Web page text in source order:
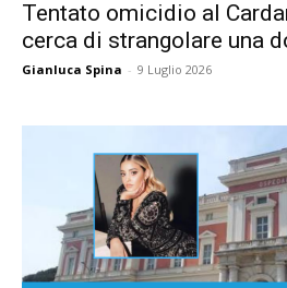
Tentato omicidio al
cerca di strangolare una
Gianluca Spina - 9 Luglio 2026